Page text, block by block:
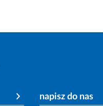
napisz do nas